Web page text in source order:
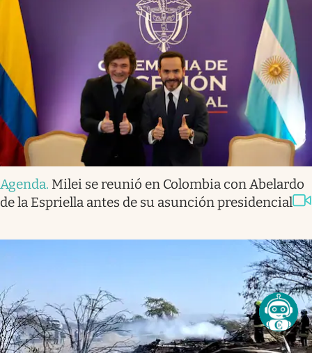
Agenda. Milei se reunió en Colombia con Abelardo
de la Espriella antes de su asunción presidencial